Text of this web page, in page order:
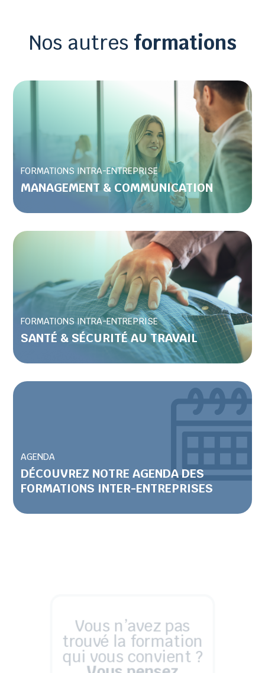
Nos autres formations
FORMATIONS INTRA-ENTREPRISE
MANAGEMENT & COMMUNICATION
FORMATIONS INTRA-ENTREPRISE
SANTÉ & SÉCURITÉ AU TRAVAIL
AGENDA
DÉCOUVREZ NOTRE AGENDA DES
FORMATIONS INTER-ENTREPRISES
Vous n’avez pas
trouvé la formation
qui vous convient ?